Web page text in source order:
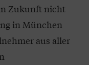
Zukunft nicht
in München
aus aller